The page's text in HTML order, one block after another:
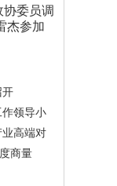
委员调
杰参加
领导小
高端对
商量